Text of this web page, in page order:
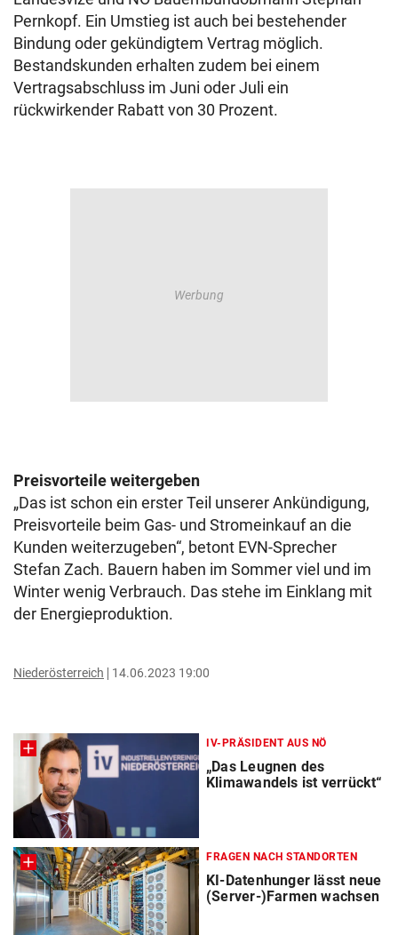
Pernkopf. Ein Umstieg ist auch bei bestehender
Bindung oder gekündigtem Vertrag möglich.
Bestandskunden erhalten zudem bei einem
Vertragsabschluss im Juni oder Juli ein
rückwirkender Rabatt von 30 Prozent.
Preisvorteile weitergeben
„Das ist schon ein erster Teil unserer Ankündigung,
Preisvorteile beim Gas- und Stromeinkauf an die
Kunden weiterzugeben“, betont EVN-Sprecher
Stefan Zach. Bauern haben im Sommer viel und im
Winter wenig Verbrauch. Das stehe im Einklang mit
der Energieproduktion.
Niederösterreich 14.06.2023 19:00
IV-PRÄSIDENT AUS NÖ
„Das Leugnen des
Klimawandels ist verrückt“
FRAGEN NACH STANDORTEN
KI-Datenhunger lässt neue
(Server-)Farmen wachsen